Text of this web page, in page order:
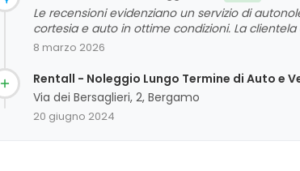
Le recensioni evidenziano un servizio di
cortesia e auto in ottime condizioni. La
veicoli offerti. Non sono emerse criticità
8 marzo 2026
Rentall - Noleggio Lungo Termine di Auto e
Via dei Bersaglieri, 2, Bergamo
20 giugno 2024